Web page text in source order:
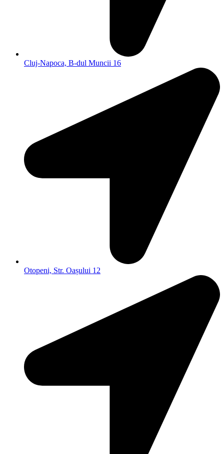
Cluj-Napoca, B-dul Muncii 16
Otopeni, Str. Oașului 12